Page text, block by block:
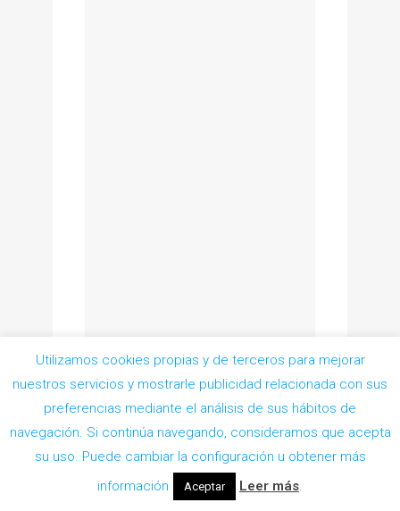
Pedir Cita
Utilizamos cookies propias y de terceros para mejorar
nuestros servicios y mostrarle publicidad relacionada con sus
preferencias mediante el análisis de sus hábitos de
navegación. Si continúa navegando, consideramos que acepta
su uso. Puede cambiar la configuración u obtener más
información
Aceptar Leer más.